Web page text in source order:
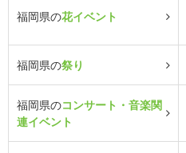
福岡県の花イベント
福岡県の祭り
福岡県のコンサート・音楽関
連イベント